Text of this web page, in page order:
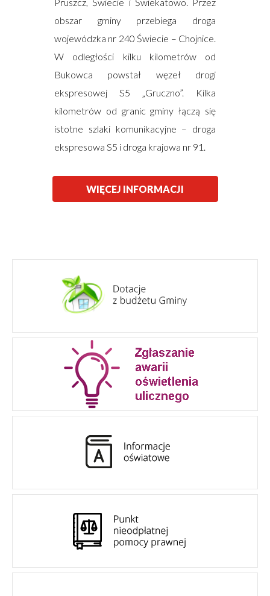
Pruszcz, Świecie i Świekatowo. Przez
obszar gminy przebiega droga
wojewódzka nr 240 Świecie – Chojnice.
W odległości kilku kilometrów od
Bukowca powstał węzeł drogi
ekspresowej S5 „Gruczno”. Kilka
kilometrów od granic gminy łączą się
istotne szlaki komunikacyjne – droga
ekspresowa S5 i droga krajowa nr 91.
WIĘCEJ INFORMACJI